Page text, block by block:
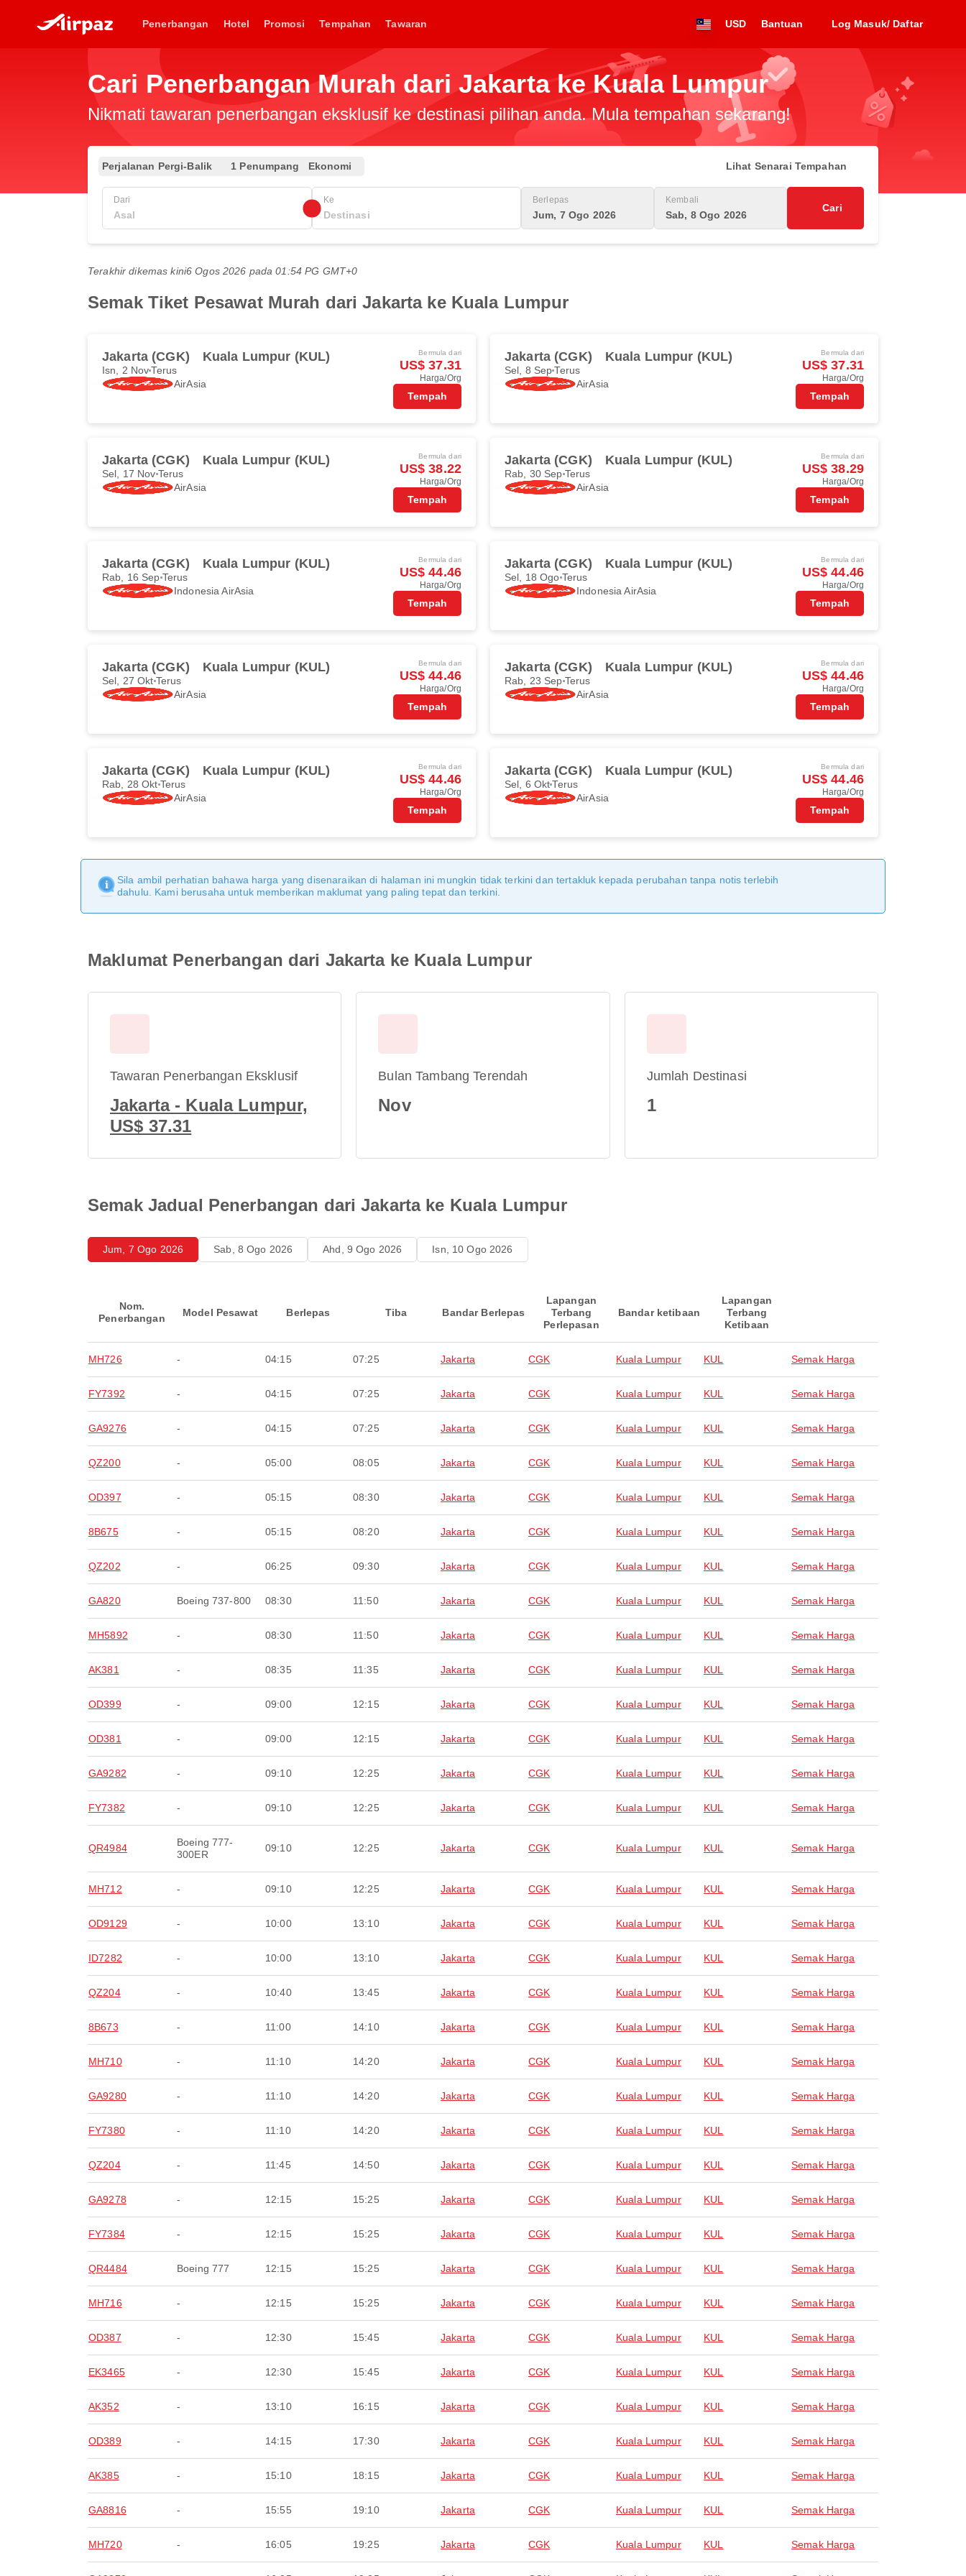
Penerbangan Hotel Promosi Tempahan Tawaran USD Bantuan Log Masuk/ Daftar
Cari Penerbangan Murah dari Jakarta ke Kuala Lumpur
Nikmati tawaran penerbangan eksklusif ke destinasi pilihan anda. Mula tempahan sekarang!
Perjalanan Pergi-Balik 1 Penumpang Ekonomi Lihat Senarai Tempahan
Dari Ke Berlepas
Jum, 7 Ogo 2026
Kembali
Sab, 8 Ogo 2026
Cari
Terakhir dikemas kini6 Ogos 2026 pada 01:54 PG GMT+0
Semak Tiket Pesawat Murah dari Jakarta ke Kuala Lumpur
Jakarta (CGK) Kuala Lumpur (KUL)
Isn, 2 NovTerus
AirAsia
Bermula dari
US$ 37.31
Harga/Org
Tempah
Jakarta (CGK) Kuala Lumpur (KUL)
Sel, 8 SepTerus
AirAsia
Bermula dari
US$ 37.31
Harga/Org
Tempah
Jakarta (CGK) Kuala Lumpur (KUL)
Sel, 17 Nov Terus
AirAsia
Bermula dari
US$ 38.22
Harga/Org
Tempah
Jakarta (CGK) Kuala Lumpur (KUL)
Rab, 30 Sep Terus
AirAsia
Bermula dari
US$ 38.29
Harga/Org
Tempah
Jakarta (CGK) Kuala Lumpur (KUL)
Rab, 16 Sep Terus
Indonesia AirAsia
Bermula dari
US$ 44.46
Harga/Org
Tempah
Jakarta (CGK) Kuala Lumpur (KUL)
Sel, 18 Ogo Terus
Indonesia AirAsia
Bermula dari
US$ 44.46
Harga/Org
Tempah
Jakarta (CGK) Kuala Lumpur (KUL)
Sel, 27 Okt Terus
AirAsia
Bermula dari
US$ 44.46
Harga/Org
Tempah
Jakarta (CGK) Kuala Lumpur (KUL)
Rab, 23 Sep Terus
AirAsia
Bermula dari
US$ 44.46
Harga/Org
Tempah
Jakarta (CGK) Kuala Lumpur (KUL)
Rab, 28 Okt Terus
AirAsia
Bermula dari
US$ 44.46
Harga/Org
Tempah
Jakarta (CGK) Kuala Lumpur (KUL)
Sel, 6 OktTerus
AirAsia
Bermula dari
US$ 44.46
Harga/Org
Tempah
Sila ambil perhatian bahawa harga yang disenaraikan di halaman ini mungkin tidak terkini dan tertakluk kepada perubahan tanpa notis terlebih
dahulu. Kami berusaha untuk memberikan maklumat yang paling tepat dan terkini.
Maklumat Penerbangan dari Jakarta ke Kuala Lumpur
Tawaran Penerbangan Eksklusif
Jakarta - Kuala Lumpur,
US$ 37.31
Bulan Tambang Terendah
Nov
Jumlah Destinasi
1
Semak Jadual Penerbangan dari Jakarta ke Kuala Lumpur
Jum, 7 Ogo 2026 Sab, 8 Ogo 2026 Ahd, 9 Ogo 2026 Isn, 10 Ogo 2026
Nom.
Penerbangan
Model Pesawat Berlepas Tiba Bandar Berlepas
Lapangan
Terbang
Perlepasan
Bandar ketibaan
Lapangan
Terbang
Ketibaan
MH726 - 04:15 07:25 Jakarta CGK Kuala Lumpur KUL Semak Harga
FY7392 - 04:15 07:25 Jakarta CGK Kuala Lumpur KUL Semak Harga
GA9276 - 04:15 07:25 Jakarta CGK Kuala Lumpur KUL Semak Harga
QZ200 - 05:00 08:05 Jakarta CGK Kuala Lumpur KUL Semak Harga
OD397 - 05:15 08:30 Jakarta CGK Kuala Lumpur KUL Semak Harga
8B675 - 05:15 08:20 Jakarta CGK Kuala Lumpur KUL Semak Harga
QZ202 - 06:25 09:30 Jakarta CGK Kuala Lumpur KUL Semak Harga
GA820 Boeing 737-800 08:30 11:50 Jakarta CGK Kuala Lumpur KUL Semak Harga
MH5892 - 08:30 11:50 Jakarta CGK Kuala Lumpur KUL Semak Harga
AK381 - 08:35 11:35 Jakarta CGK Kuala Lumpur KUL Semak Harga
OD399 - 09:00 12:15 Jakarta CGK Kuala Lumpur KUL Semak Harga
OD381 - 09:00 12:15 Jakarta CGK Kuala Lumpur KUL Semak Harga
GA9282 - 09:10 12:25 Jakarta CGK Kuala Lumpur KUL Semak Harga
FY7382 - 09:10 12:25 Jakarta CGK Kuala Lumpur KUL Semak Harga
QR4984
Boeing 777-
300ER
09:10 12:25 Jakarta CGK Kuala Lumpur KUL Semak Harga
MH712 - 09:10 12:25 Jakarta CGK Kuala Lumpur KUL Semak Harga
OD9129 - 10:00 13:10 Jakarta CGK Kuala Lumpur KUL Semak Harga
ID7282 - 10:00 13:10 Jakarta CGK Kuala Lumpur KUL Semak Harga
QZ204 - 10:40 13:45 Jakarta CGK Kuala Lumpur KUL Semak Harga
8B673 - 11:00 14:10 Jakarta CGK Kuala Lumpur KUL Semak Harga
MH710 - 11:10 14:20 Jakarta CGK Kuala Lumpur KUL Semak Harga
GA9280 - 11:10 14:20 Jakarta CGK Kuala Lumpur KUL Semak Harga
FY7380 - 11:10 14:20 Jakarta CGK Kuala Lumpur KUL Semak Harga
QZ204 - 11:45 14:50 Jakarta CGK Kuala Lumpur KUL Semak Harga
GA9278 - 12:15 15:25 Jakarta CGK Kuala Lumpur KUL Semak Harga
FY7384 - 12:15 15:25 Jakarta CGK Kuala Lumpur KUL Semak Harga
QR4484 Boeing 777 12:15 15:25 Jakarta CGK Kuala Lumpur KUL Semak Harga
MH716 - 12:15 15:25 Jakarta CGK Kuala Lumpur KUL Semak Harga
OD387 - 12:30 15:45 Jakarta CGK Kuala Lumpur KUL Semak Harga
EK3465 - 12:30 15:45 Jakarta CGK Kuala Lumpur KUL Semak Harga
AK352 - 13:10 16:15 Jakarta CGK Kuala Lumpur KUL Semak Harga
OD389 - 14:15 17:30 Jakarta CGK Kuala Lumpur KUL Semak Harga
AK385 - 15:10 18:15 Jakarta CGK Kuala Lumpur KUL Semak Harga
GA8816 - 15:55 19:10 Jakarta CGK Kuala Lumpur KUL Semak Harga
MH720 - 16:05 19:25 Jakarta CGK Kuala Lumpur KUL Semak Harga